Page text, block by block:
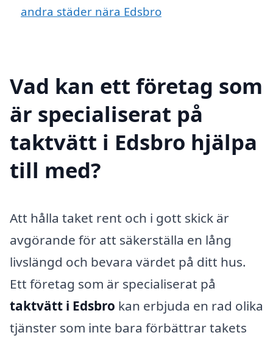
andra städer nära Edsbro
Vad kan ett företag som
är specialiserat på
taktvätt i Edsbro hjälpa
till med?
Att hålla taket rent och i gott skick är
avgörande för att säkerställa en lång
livslängd och bevara värdet på ditt hus.
Ett företag som är specialiserat på
taktvätt i Edsbro kan erbjuda en rad olika
tjänster som inte bara förbättrar takets